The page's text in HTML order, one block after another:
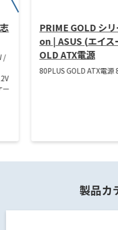
/
ー
PRIME GOLD シ
on | ASUS (エイス
OLD ATX電源
80PLUS GOLD ATX電源
製品カ